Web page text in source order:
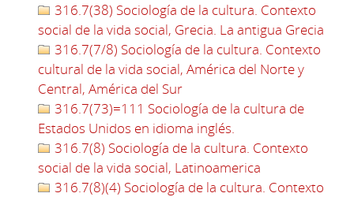
316.7(38) Sociología de la cultura. Contexto
social de la vida social, Grecia. La antigua Grecia
316.7(7/8) Sociología de la cultura. Contexto
cultural de la vida social, América del Norte y
Central, América del Sur
316.7(73)=111 Sociología de la cultura de
Estados Unidos en idioma inglés.
316.7(8) Sociología de la cultura. Contexto
social de la vida social, Latinoamerica
316.7(8)(4) Sociología de la cultura. Contexto